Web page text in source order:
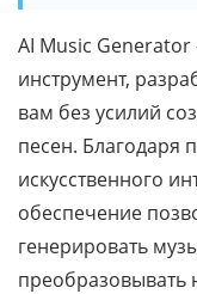
AI Music
инструмент,
вам без усилий
песен. Благодаря
искусственного
обеспечение
генерировать
преобразовывать